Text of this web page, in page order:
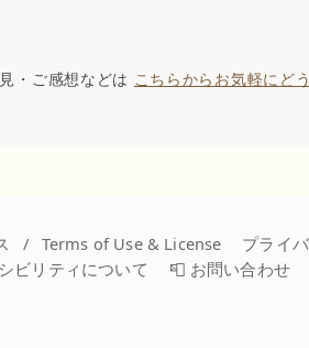
・ご感想などは こちらからお気軽にど
/ Terms of Use & License
プライバ
ビリティについて 📮 お問い合わせ